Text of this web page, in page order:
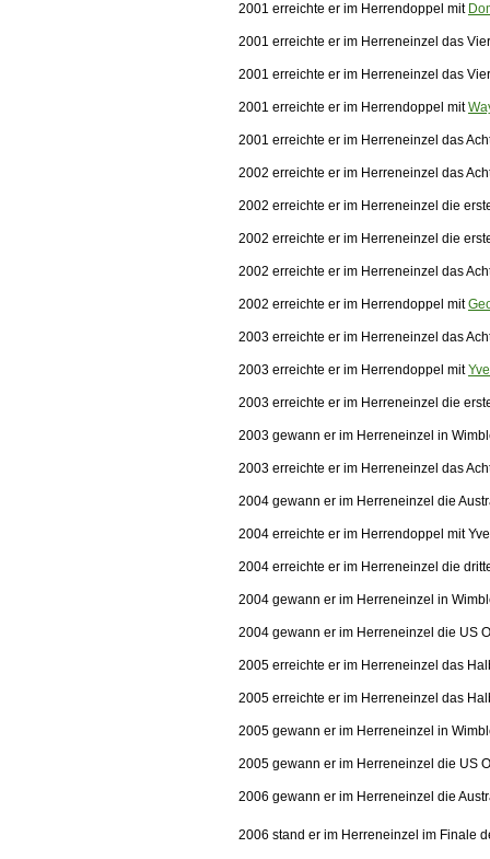
2001 erreichte er im Herrendoppel mit
2001 erreichte er im Herreneinzel das
2001 erreichte er im Herreneinzel das
2001 erreichte er im Herrendoppel mit
2001 erreichte er im Herreneinzel das
2002 erreichte er im Herreneinzel das
2002 erreichte er im Herreneinzel die
2002 erreichte er im Herreneinzel die
2002 erreichte er im Herreneinzel das
2002 erreichte er im Herrendoppel mit
2003 erreichte er im Herreneinzel das
2003 erreichte er im Herrendoppel mit
2003 erreichte er im Herreneinzel die
2003 gewann er im Herreneinzel in
2003 erreichte er im Herreneinzel das
2004 gewann er im Herreneinzel die
2004 erreichte er im Herrendoppel mit
2004 erreichte er im Herreneinzel die
2004 gewann er im Herreneinzel in
2004 gewann er im Herreneinzel die US
2005 erreichte er im Herreneinzel das
2005 erreichte er im Herreneinzel das
2005 gewann er im Herreneinzel in
2005 gewann er im Herreneinzel die US
2006 gewann er im Herreneinzel die
2006 stand er im Herreneinzel im Finale